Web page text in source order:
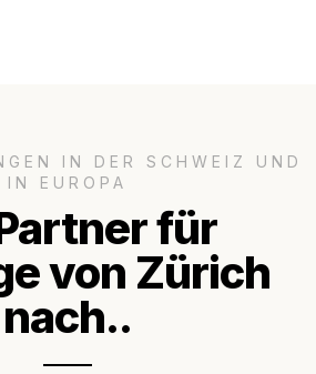
IN DER SCHWEIZ UND
IN EUROPA
für
von Zürich
nach..